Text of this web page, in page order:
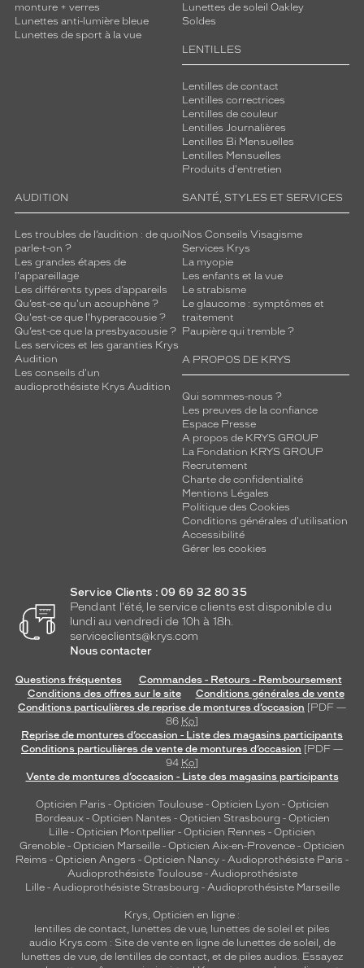
monture + verres
Lunettes anti-lumière bleue
Lunettes de sport à la vue
Lunettes de soleil Oakley
Soldes
LENTILLES
Lentilles de contact
Lentilles correctrices
Lentilles de couleur
Lentilles Journalières
Lentilles Bi Mensuelles
Lentilles Mensuelles
Produits d'entretien
AUDITION
Les troubles de l’audition : de quoi
parle-t-on ?
Les grandes étapes de
l'appareillage
Les différents types d’appareils
Qu’est-ce qu'un acouphène ?
Qu'est-ce que l'hyperacousie ?
Qu’est-ce que la presbyacousie ?
Les services et les garanties Krys
Audition
Les conseils d'un
audioprothésiste Krys Audition
SANTÉ, STYLES ET SERVICES
Nos Conseils Visagisme
Services Krys
La myopie
Les enfants et la vue
Le strabisme
Le glaucome : symptômes et
traitement
Paupière qui tremble ?
A PROPOS DE KRYS
Qui sommes-nous ?
Les preuves de la confiance
Espace Presse
A propos de KRYS GROUP
La Fondation KRYS GROUP
Recrutement
Charte de confidentialité
Mentions Légales
Politique des Cookies
Conditions générales d'utilisation
Accessibilité
Gérer les cookies
Service Clients : 09 69 32 80 35
Pendant l'été, le service clients est disponible du
lundi au vendredi de 10h à 18h.
serviceclients@krys.com
Nous contacter
Questions fréquentes
Commandes - Retours - Remboursement
Conditions des offres sur le site
Conditions générales de vente
Conditions particulières de reprise de montures d’occasion [PDF —
86 Ko]
Reprise de montures d’occasion - Liste des magasins participants
Conditions particulières de vente de montures d’occasion [PDF —
94 Ko]
Vente de montures d’occasion - Liste des magasins participants
Opticien Paris - Opticien Toulouse- Opticien Lyon - Opticien
Bordeaux- Opticien Nantes - Opticien Strasbourg - Opticien
Lille - Opticien Montpellier - Opticien Rennes - Opticien
Grenoble - Opticien Marseille - Opticien Aix-en-Provence - Opticien
Reims - Opticien Angers - Opticien Nancy - Audioprothésiste Paris -
Audioprothésiste Toulouse- Audioprothésiste
Lille- Audioprothésiste Strasbourg - Audioprothésiste Marseille
Krys, Opticien en ligne :
lentilles de contact, lunettes de vue, lunettes de soleil et piles
audio Krys.com : Site de vente en ligne de lunettes de soleil, de
lunettes de vue, de lentilles de contact, et de piles audios. Essayez